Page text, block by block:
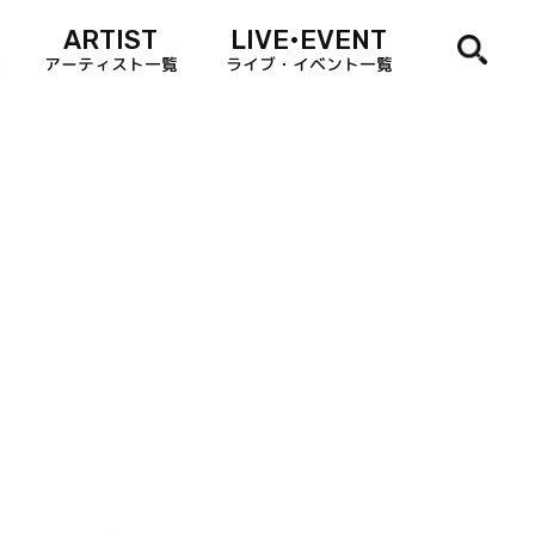
ARTIST
アーティスト一覧
LIVE•EVENT
ライブ・イベント一覧